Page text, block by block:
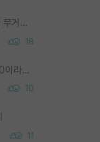
신생랩 1기 출신인데 신생랩은 줠라 무거운 바벨 같은거임. 들면 대박인데 못들면 깔려 죽음. 아무도 알려주지 않는 환경에서 자생해야하지만, 일단 살아남았다면 그 어떤 사람보다 악착같고 생존력 높은 사람으로 거듭날 수 있음
18
뭐 토익같은게 되버린거죠 토익 900이라고 영어잘하는건 아닙니다만 잘하는사람은 다 900을 넘는 그런
10
11